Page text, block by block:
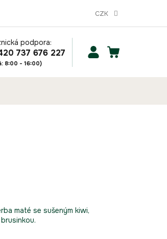
CZK
NÁKUPNÍ
podpora:
737 676 227
maté se sušeným kiwi,